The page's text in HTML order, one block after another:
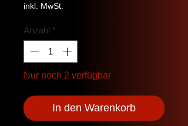
inkl. MwSt.
Anzahl *
Nur noch 2 verfügbar
In den Warenkorb